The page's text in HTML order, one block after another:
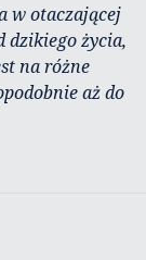
w otaczającej
dzikiego życia,
na różne
aż do